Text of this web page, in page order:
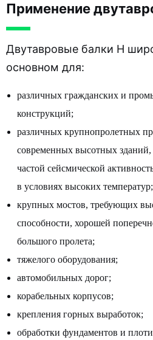
Применение
Двутавровые балки H
основном для:
различных гражданских и
конструкций;
различных крупнопролетных
современных высотных зданий,
частой сейсмической
в условиях высоких температур;
крупных мостов, требующих
способности, хорошей
большого пролета;
тяжелого оборудования;
автомобильных дорог;
корабельных корпусов;
крепления горных выработок;
обработки фундаментов и